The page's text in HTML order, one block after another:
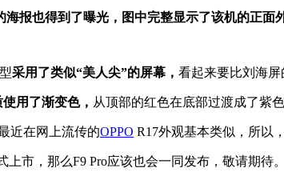
海报也得到了曝光，图中完整显示了该机的正面
采用了类似“美人尖”的屏幕， 看起来要比刘海屏
用了渐变色， 从顶部的红色在底部过渡成了紫
近在网上流传的OPPO R17外观基本类似，所以
上市，那么F9 Pro应该也会一同发布，敬请期待。